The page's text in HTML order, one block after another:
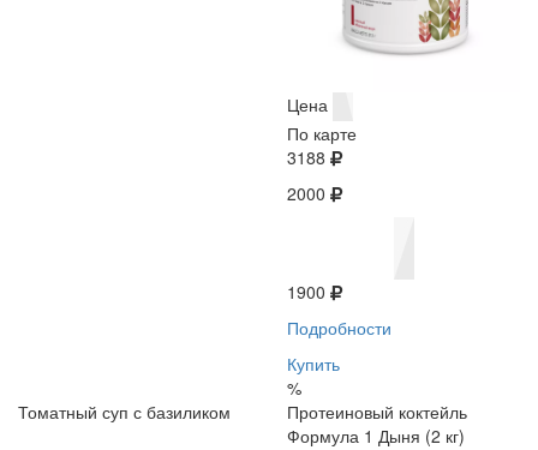
Цена
По карте
3188
2000
1900
Подробности
Купить
%
Томатный суп с базиликом
Протеиновый коктейль
Формула 1 Дыня (2 кг)